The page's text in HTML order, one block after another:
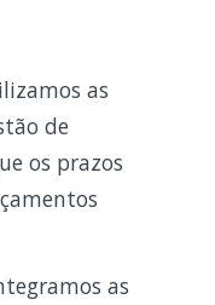
as
de
os prazos
as